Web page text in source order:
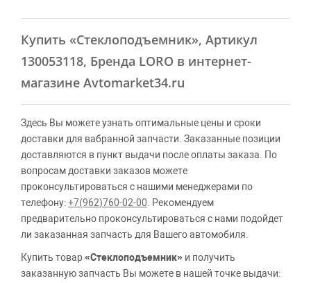
Купить «Стеклоподъемник», Артикул
130053118, Бренда LORO в интернет-
магазине Avtomarket34.ru
Здесь Вы можете узнать оптимальные цены и сроки
доставки для вабранной запчасти. Заказанные позиции
доставляются в пункт выдачи после оплаты заказа. По
вопросам доставки заказов можете
проконсультироваться с нашими менеджерами по
телефону:+7(962)760-02-00 . Рекомендуем
предварительно проконсультироваться с нами подойдет
ли заказанная запчасть для Вашего автомобиля.
Купить товар«Стеклоподъемник» и получить
заказанную запчасть Вы можете в нашей точке выдачи: